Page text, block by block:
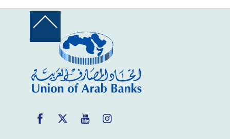
Back
Top
Facebook
Twitter YouTube